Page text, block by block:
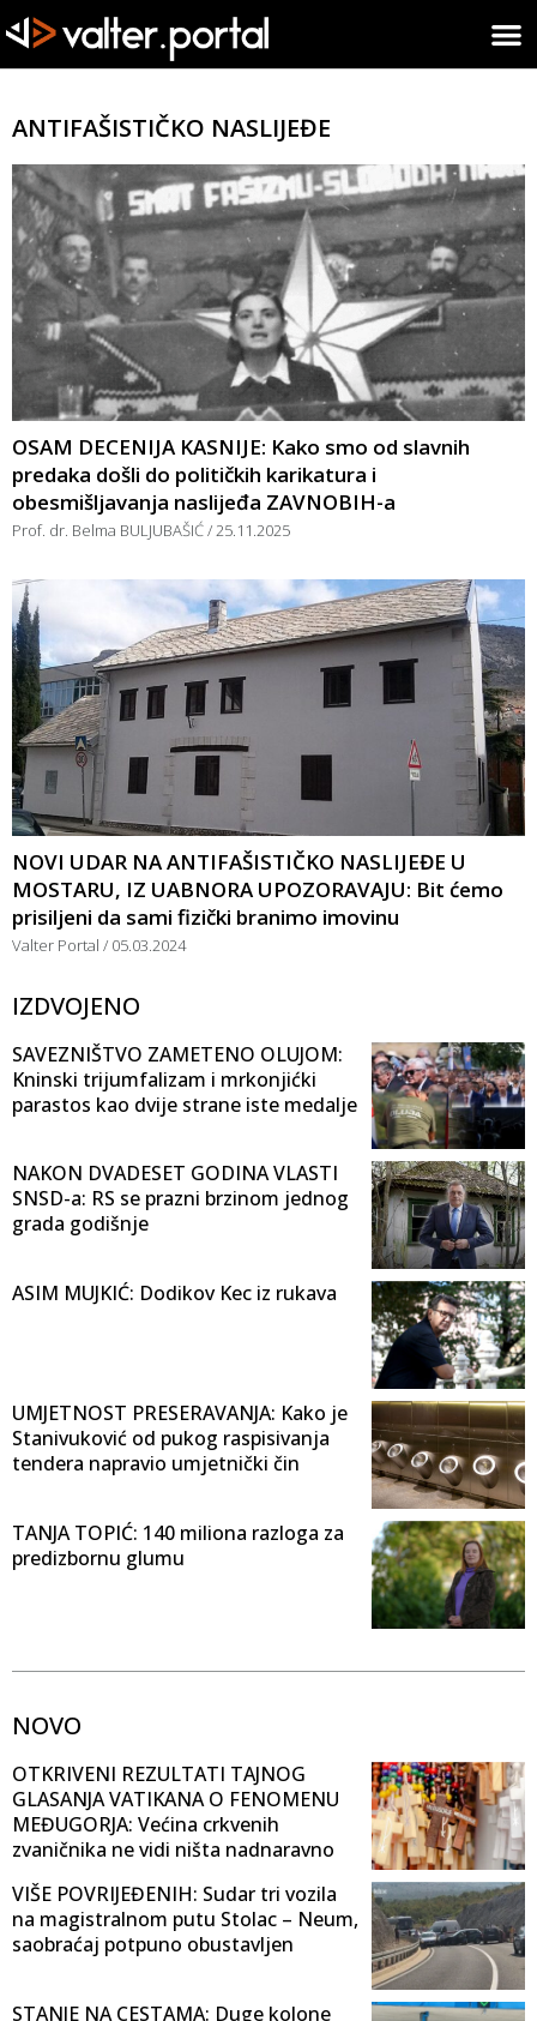
ANTIFAŠISTIČKO NASLIJEĐE
OSAM DECENIJA KASNIJE: Kako smo od slavnih
predaka došli do političkih karikatura i
obesmišljavanja naslijeđa ZAVNOBIH-a
Prof. dr. Belma BULJUBAŠIĆ 25.11.2025
NOVI UDAR NA ANTIFAŠISTIČKO NASLIJEĐE U
MOSTARU, IZ UABNORA UPOZORAVAJU: Bit ćemo
prisiljeni da sami fizički branimo imovinu
Valter Portal 05.03.2024
IZDVOJENO
SAVEZNIŠTVO ZAMETENO OLUJOM:
Kninski trijumfalizam i mrkonjićki
parastos kao dvije strane iste medalje
NAKON DVADESET GODINA VLASTI
SNSD-a: RS se prazni brzinom jednog
grada godišnje
ASIM MUJKIĆ: Dodikov Kec iz rukava
UMJETNOST PRESERAVANJA: Kako je
Stanivuković od pukog raspisivanja
tendera napravio umjetnički čin
TANJA TOPIĆ: 140 miliona razloga za
predizbornu glumu
NOVO
OTKRIVENI REZULTATI TAJNOG
GLASANJA VATIKANA O FENOMENU
MEĐUGORJA: Većina crkvenih
zvaničnika ne vidi ništa nadnaravno
VIŠE POVRIJEĐENIH: Sudar tri vozila
na magistralnom putu Stolac – Neum,
saobraćaj potpuno obustavljen
STANJE NA CESTAMA: Duge kolone